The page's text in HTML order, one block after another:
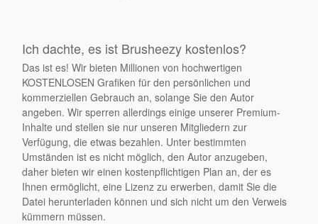
Ich dachte, es ist Brusheezy kostenlos?
Das ist es! Wir bieten Millionen von hochwertigen
KOSTENLOSEN Grafiken für den persönlichen und
kommerziellen Gebrauch an, solange Sie den Autor
angeben. Wir sperren allerdings einige unserer Premium-
Inhalte und stellen sie nur unseren Mitgliedern zur
Verfügung, die etwas bezahlen. Unter bestimmten
Umständen ist es nicht möglich, den Autor anzugeben,
daher bieten wir einen kostenpflichtigen Plan an, der es
Ihnen ermöglicht, eine Lizenz zu erwerben, damit Sie die
Datei herunterladen können und sich nicht um den Verweis
kümmern müssen.